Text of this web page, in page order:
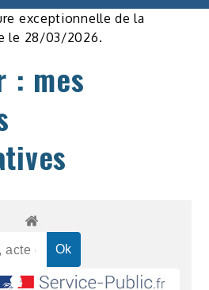
exceptionnelle de la
le 28/03/2026.
: mes